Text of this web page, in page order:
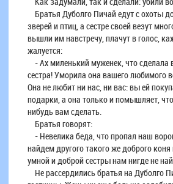
Братья Дуболго Пичай едут с охоты
зверей и птиц, а сестре своей везут
вышли им навстречу, плачут в голос,
жалуется:
- Ах миленький муженек, что
сестра! Уморила она вашего любимого
Она не любит ни нас, ни вас: вы ей
подарки, а она только и помышляет,
нибудь вам сделать.
Братья говорят:
- Невелика беда, что пропал наш
найдем другого такого же доброго
умной и доброй сестры нам нигде не
Не рассердились братья на Дуболго